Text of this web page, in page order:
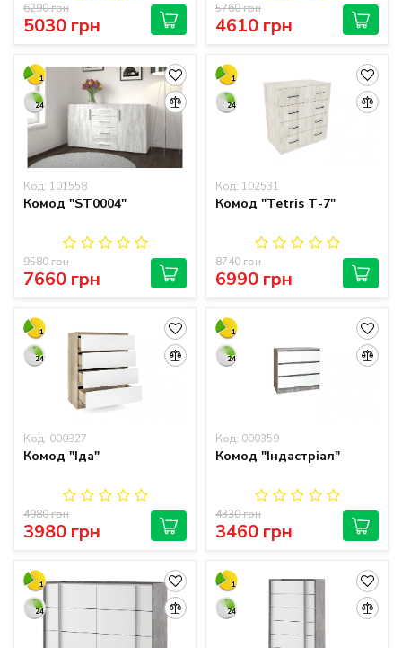
5030 грн
6290 грн
4610 грн
5760 грн
1
24
Код: 101558
Комод "SТ0004"
7660 грн
9580 грн
1
24
Код: 102531
Комод "Tetris Т-7"
6990 грн
8740 грн
1
24
Код: 000327
Комод "Іда"
3980 грн
4980 грн
1
24
Код: 000359
Комод "Індастріал"
3460 грн
4330 грн
1
24
1
24